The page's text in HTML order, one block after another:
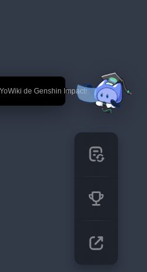
de Genshin Impact!